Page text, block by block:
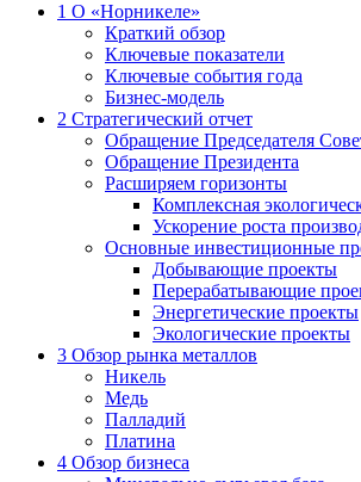
1 О «Норникеле»
Краткий обзор
Ключевые показатели
Ключевые события года
Бизнес-модель
2 Стратегический отчет
Обращение Председателя
Обращение Президента
Расширяем горизонты
Комплексная
Ускорение роста
Основные инвестиционные
Добывающие проекты
Перерабатывающие
Энергетические проекты
Экологические проекты
3 Обзор рынка металлов
Никель
Медь
Палладий
Платина
4 Обзор бизнеса